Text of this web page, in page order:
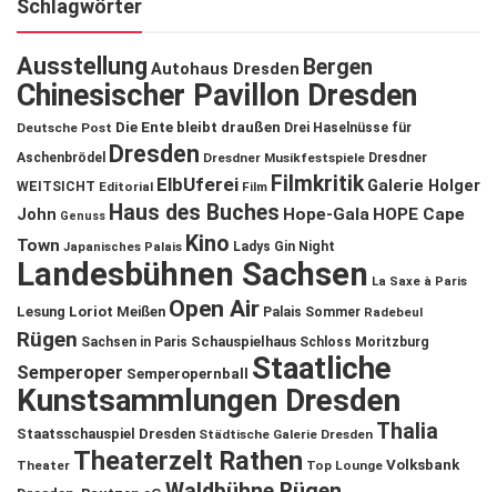
Schlagwörter
Ausstellung Autohaus Dresden Bergen
Chinesischer Pavillon Dresden
Deutsche Post Die Ente bleibt draußen Drei Haselnüsse für
Aschenbrödel
Dresden Dresdner Musikfestspiele Dresdner
WEITSICHT Editorial ElbUferei Film Filmkritik Galerie Holger
John Genuss Haus des Buches Hope-Gala HOPE Cape
Town Japanisches Palais Kino Ladys Gin Night
Landesbühnen Sachsen La Saxe à Paris
Lesung Loriot Meißen Open Air Palais Sommer Radebeul
Rügen Sachsen in Paris Schauspielhaus Schloss Moritzburg
Semperoper Semperopernball
Staatliche
Kunstsammlungen Dresden
Staatsschauspiel Dresden Städtische Galerie Dresden Thalia
Theater Theaterzelt Rathen Top Lounge Volksbank